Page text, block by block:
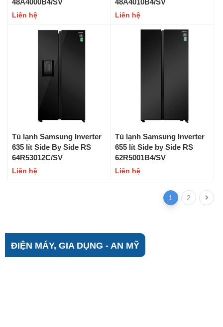
Liên hệ Liên hệ
Tủ lạnh Samsung Inverter
635 lít Side By Side RS
64R53012C/SV
Liên hệ
Tủ lạnh Samsung Inverter
655 lít Side by Side RS
62R5001B4/SV
Liên hệ
1 2
ĐIỆN MÁY, GIA DỤNG - AN MỸ